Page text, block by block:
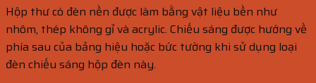
Hộp thư có đèn nền được làm bằng vật liệu bền như
nhôm, thép không gỉ và acrylic. Chiếu sáng được hướng về
phía sau của bảng hiệu hoặc bức tường khi sử dụng loại
đèn chiếu sáng hộp đèn này.